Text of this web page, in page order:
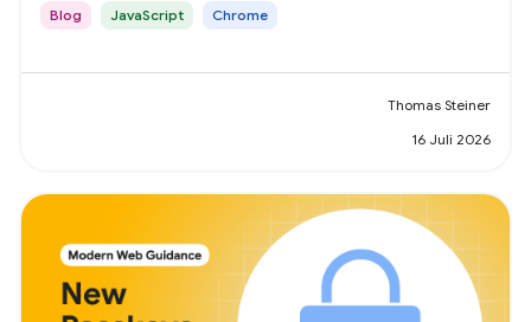
Blog JavaScript Chrome
Thomas Steiner
16 Juli 2026